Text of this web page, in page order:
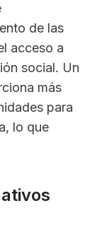
de las
acceso a
social. Un
más
para
lo que